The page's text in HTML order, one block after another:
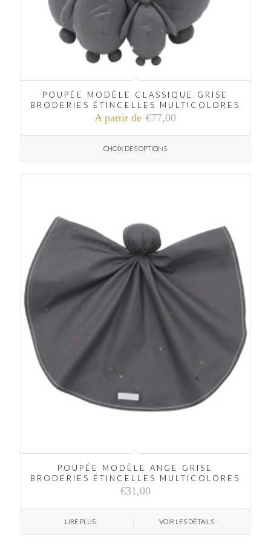
POUPÉE MODÈLE CLASSIQUE GRISE
BRODERIES ÉTINCELLES MULTICOLORES
A partir de €77,00
CHOIX DES OPTIONS
POUPÉE MODÈLE ANGE GRISE
BRODERIES ÉTINCELLES MULTICOLORES
€31,00
LIRE PLUS VOIR LES DÉTAILS